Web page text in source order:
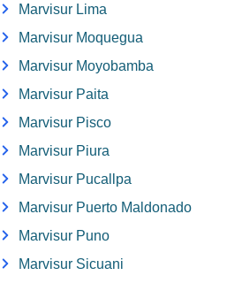
Marvisur Lima
Marvisur Moquegua
Marvisur Moyobamba
Marvisur Paita
Marvisur Pisco
Marvisur Piura
Marvisur Pucallpa
Marvisur Puerto Maldonado
Marvisur Puno
Marvisur Sicuani